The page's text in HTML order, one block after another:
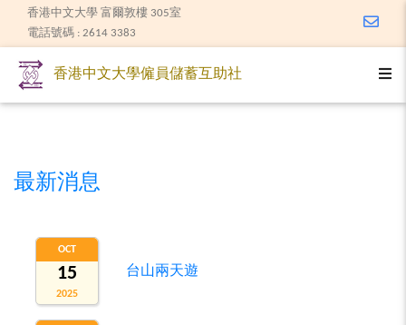
香港中文大學 富爾敦樓 305室
電話號碼 : 2614 3383
Email
香港中文大學僱員儲蓄互助社
最新消息
OCT
15
2025
台山兩天遊